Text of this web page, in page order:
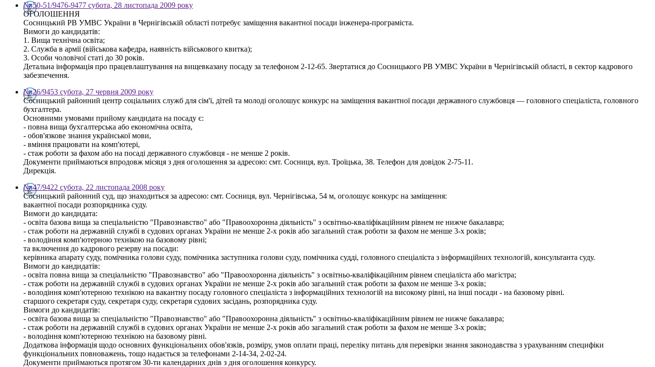
№ 50-51/9476-9477 субота, 28 листопада 2009 року
ОГОЛОШЕННЯ
Сосницький РВ УМВС України в Чернігівській області потребує заміщення вакантної посади інженера-програміста.
Вимоги до кандидатів:
1. Вища технічна освіта;
2. Служба в армії (військова кафедра, наявність військового квитка);
3. Особи чоловічої статі до 30 років.
Детальна інформація про працевлаштування на вищевказану посаду за телефоном 2-12-65. Звертатися до Сосницького РВ УМВС України в Чернігівській області, в сектор кадрового
забезпечення.
№ 26/9453 субота, 27 червня 2009 року
Сосницький районний центр соціальних служб для сім'ї, дітей та молоді оголошує конкурс на заміщення вакантної посади державного службовця — головного спеціаліста, головного
бухгалтера.
Основними умовами прийому кандидата на посаду є:
- повна вища бухгалтерська або економічна освіта,
- обов'язкове знання української мови,
- вміння працювати на комп'ютері,
- стаж роботи за фахом або на посаді державного службовця - не менше 2 років.
Документи приймаються впродовж місяця з дня оголошення за адресою: смт. Сосниця, вул. Троїцька, 38. Телефон для довідок 2-75-11.
Дирекція.
№ 47/9422 субота, 22 листопада 2008 року
Сосницький районний суд, що знаходиться за адресою: смт. Сосниця, вул. Чернігівська, 54 м, оголошує конкурс на заміщення:
вакантної посади розпорядника суду.
Вимоги до кандидата:
- освіта базова вища за спеціальністю "Правознавство" або "Правоохоронна діяльність" з освітньо-кваліфікаційним рівнем не нижче бакалавра;
- стаж роботи на державній службі в судових органах України не менше 2-х років або загальний стаж роботи за фахом не менше 3-х років;
- володіння комп'ютерною технікою на базовому рівні;
та включення до кадрового резерву на посади:
керівника апарату суду, помічника голови суду, помічника заступника голови суду, помічника судді, головного спеціаліста з інформаційних технологій, консультанта суду.
Вимоги до кандидатів:
- освіта повна вища за спеціальністю "Правознавство" або "Правоохоронна діяльність" з освітньо-кваліфікаційним рівнем спеціаліста або магістра;
- стаж роботи на державній службі в судових органах України не менше 2-х років або загальний стаж роботи за фахом не менше 3-х років;
- володіння комп'ютерною технікою на вакантну посаду головного спеціаліста з інформаційних технологій на високому рівні, на інші посади - на базовому рівні.
старшого секретаря суду, секретаря суду, секретаря судових засідань, розпорядника суду.
Вимоги до кандидатів:
- освіта базова вища за спеціальністю "Правознавство" або "Правоохоронна діяльність" з освітньо-кваліфікаційним рівнем не нижче бакалавра;
- стаж роботи на державній службі в судових органах України не менше 2-х років або загальний стаж роботи за фахом не менше 3-х років;
- володіння комп'ютерною технікою на базовому рівні.
Додаткова інформація щодо основних функціональних обов'язків, розміру, умов оплати праці, переліку питань для перевірки знання законодавства з урахуванням специфіки
функціональних повноважень, тощо надається за телефонами 2-14-34, 2-02-24.
Документи приймаються протягом 30-ти календарних днів з дня оголошення конкурсу.